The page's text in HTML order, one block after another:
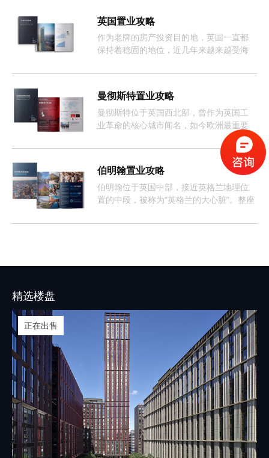
英国置业攻略
作为老牌的房产投资目的地，英国一直都
保持着稳固的地位，近几年来越来越受海
曼彻斯特置业攻略
曼彻斯特位于英国西北部，曾作为英国工
业革命的核心城市闻名，如今欧洲最重要
伯明翰置业攻略
伯明翰位于英国中部，接近英格兰地理位
置的中段，被称为“英格兰的大心脏”。整座
伯明翰的租房市场长期呈现供不应求的情
精选楼盘
正在出售